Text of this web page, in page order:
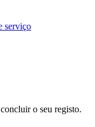
serviço
o seu registo.